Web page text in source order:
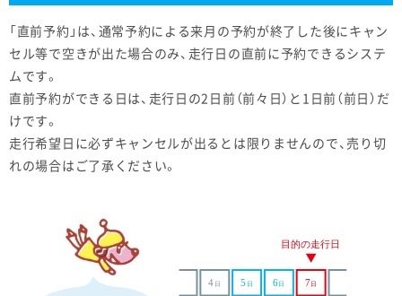
「直前予約」は、通常予約による来月の予約が終了した後にキャン
セル等で空きが出た場合のみ、走行日の直前に予約できるシステ
ムです。
直前予約ができる日は、走行日の2日前（前々日）と1日前（前日）だ
けです。
走行希望日に必ずキャンセルが出るとは限りませんので、売り切
れの場合はご了承ください。